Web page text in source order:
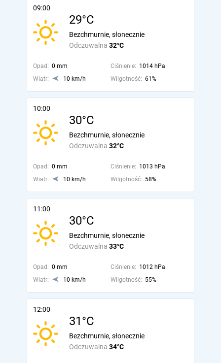
09:00
29°C
Odczuwalna 32°C
Bezchmurnie, słonecznie
Opad: 0 mm Ciśnienie: 1014 hPa
Wiatr:
10 km/h Wilgotność: 61%
10:00
30°C
Odczuwalna 32°C
Bezchmurnie, słonecznie
Opad: 0 mm Ciśnienie: 1013 hPa
Wiatr:
10 km/h Wilgotność: 58%
11:00
30°C
Odczuwalna 33°C
Bezchmurnie, słonecznie
Opad: 0 mm Ciśnienie: 1012 hPa
Wiatr:
10 km/h Wilgotność: 55%
12:00
31°C
Odczuwalna 34°C
Bezchmurnie, słonecznie